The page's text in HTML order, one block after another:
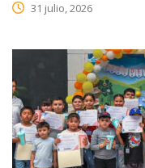
31 julio, 2026